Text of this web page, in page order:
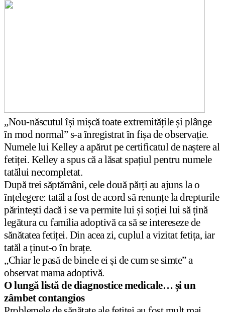
„Nou-născutul își mișcă toate extremitățile și plânge
în mod normal” s-a înregistrat în fișa de observație.
Numele lui Kelley a apărut pe certificatul de naștere al
fetiței. Kelley a spus că a lăsat spațiul pentru numele
tatălui necompletat.
După trei săptămâni, cele două părți au ajuns la o
înțelegere: tatăl a fost de acord să renunțe la drepturile
părintești dacă i se va permite lui și soției lui să țină
legătura cu familia adoptivă ca să se intereseze de
sănătatea fetiței. Din acea zi, cuplul a vizitat fetița, iar
tatăl a ținut-o în brațe.
„Chiar le pasă de binele ei și de cum se simte” a
observat mama adoptivă.
O lungă listă de diagnostice medicale… și un
zâmbet contangios